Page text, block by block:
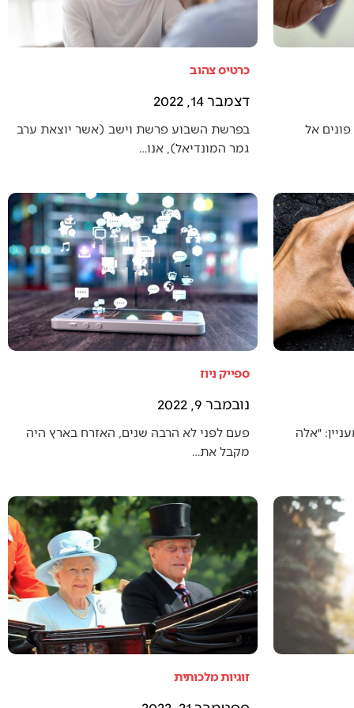
אל
כרטיס צהוב
דצמבר 14, 2022
בפרשת השבוע פרשת וישב (אשר יוצאת ערב
גמר המונדיאל), אנו…
״אלה
ספייק ניוז
נובמבר 9, 2022
פעם לפני לא הרבה שנים, האזרח בארץ היה
מקבל את…
זוגיות מלכותית